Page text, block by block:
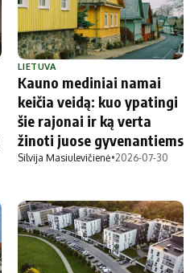
LIETUVA
Kauno mediniai namai
keičia veidą: kuo ypatingi
šie rajonai ir ką verta
žinoti juose gyvenantiems
Silvija Masiulevičienė•2026-07-30